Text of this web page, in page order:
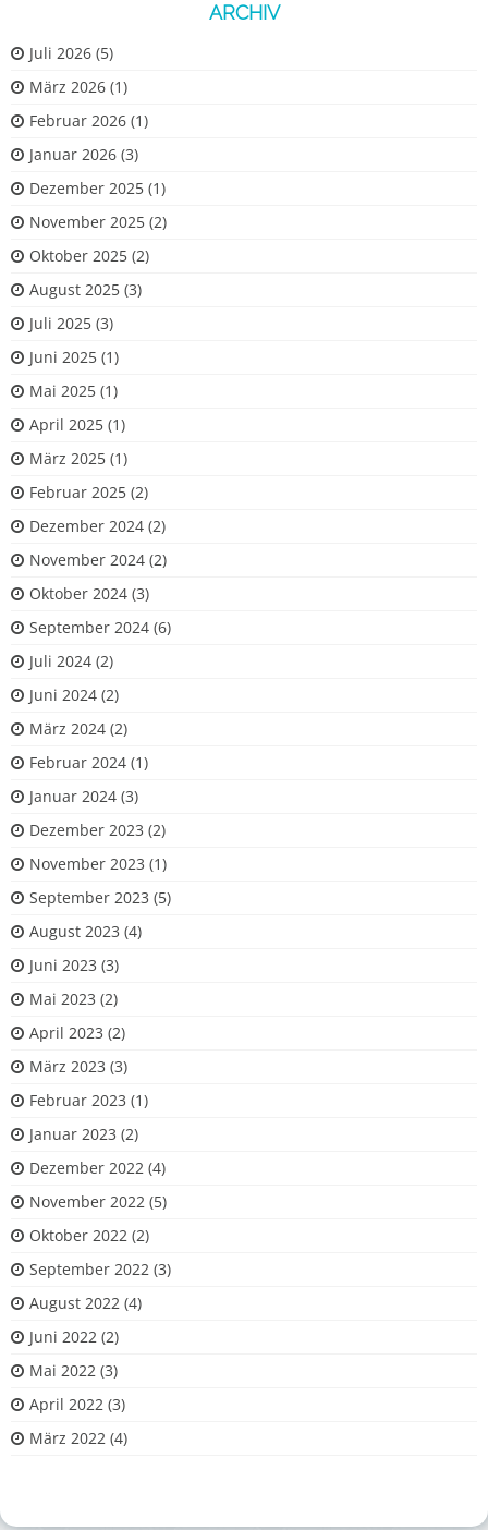
ARCHIV
Juli 2026 (5)
März 2026 (1)
Februar 2026 (1)
Januar 2026 (3)
Dezember 2025 (1)
November 2025 (2)
Oktober 2025 (2)
August 2025 (3)
Juli 2025 (3)
Juni 2025 (1)
Mai 2025 (1)
April 2025 (1)
März 2025 (1)
Februar 2025 (2)
Dezember 2024 (2)
November 2024 (2)
Oktober 2024 (3)
September 2024 (6)
Juli 2024 (2)
Juni 2024 (2)
März 2024 (2)
Februar 2024 (1)
Januar 2024 (3)
Dezember 2023 (2)
November 2023 (1)
September 2023 (5)
August 2023 (4)
Juni 2023 (3)
Mai 2023 (2)
April 2023 (2)
März 2023 (3)
Februar 2023 (1)
Januar 2023 (2)
Dezember 2022 (4)
November 2022 (5)
Oktober 2022 (2)
September 2022 (3)
August 2022 (4)
Juni 2022 (2)
Mai 2022 (3)
April 2022 (3)
März 2022 (4)